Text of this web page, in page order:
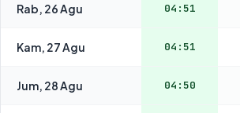
Rab, 26 Agu 04:51
Kam, 27 Agu 04:51
Jum, 28 Agu 04:50